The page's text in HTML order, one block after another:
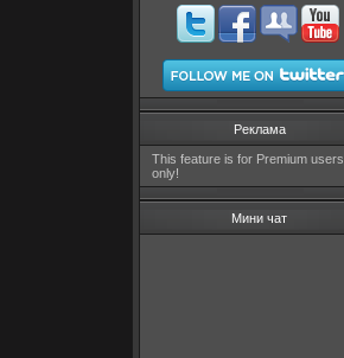
Реклама
This feature is for Premium users
only!
Мини чат